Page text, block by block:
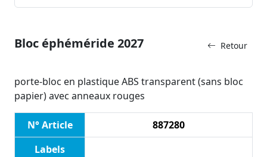
Retour
Bloc éphéméride 2027
porte-bloc en plastique ABS transparent (sans bloc
papier) avec anneaux rouges
N° Article
887280
Labels